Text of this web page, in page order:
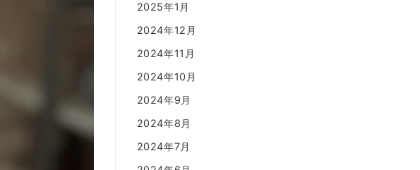
2025年1月
2024年12月
2024年11月
2024年10月
2024年9月
2024年8月
2024年7月